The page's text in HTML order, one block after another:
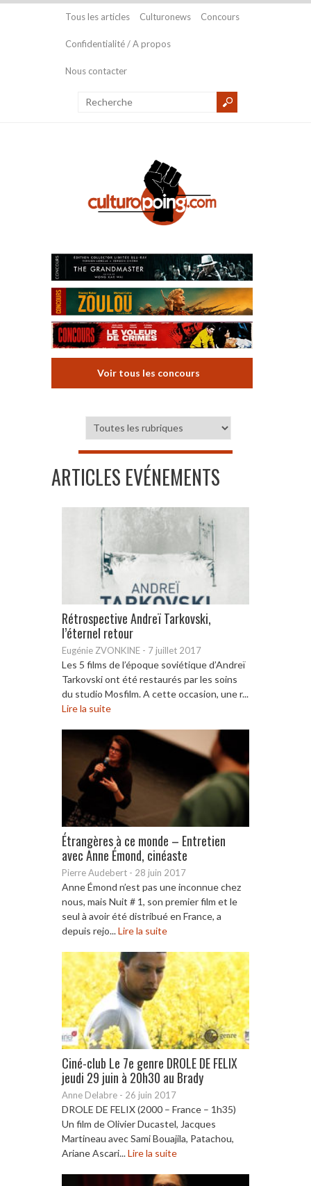
Tous les articles Culturonews Concours
Confidentialité / A propos
Nous contacter
Voir tous les concours
ARTICLES EVÉNEMENTS
Rétrospective Andreï Tarkovski,
l’éternel retour
Eugénie ZVONKINE - 7 juillet 2017
Les 5 films de l’époque soviétique d’Andreï
Tarkovski ont été restaurés par les soins
du studio Mosfilm. A cette occasion, une r...
Lire la suite
Étrangères à ce monde – Entretien
avec Anne Émond, cinéaste
Pierre Audebert - 28 juin 2017
Anne Émond n’est pas une inconnue chez
nous, mais Nuit # 1, son premier film et le
seul à avoir été distribué en France, a
depuis rejo...Lire la suite
Ciné-club Le 7e genre DROLE DE FELIX
jeudi 29 juin à 20h30 au Brady
Anne Delabre - 26 juin 2017
DROLE DE FELIX (2000 – France – 1h35)
Un film de Olivier Ducastel, Jacques
Martineau avec Sami Bouajila, Patachou,
Ariane Ascari...Lire la suite